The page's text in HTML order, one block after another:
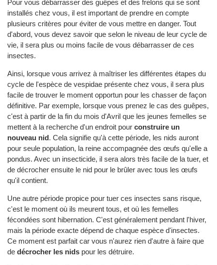
Pour vous débarrasser des guêpes et des frelons qui se sont
installés chez vous, il est important de prendre en compte
plusieurs critères pour éviter de vous mettre en danger. Tout
d'abord, vous devez savoir que selon le niveau de leur cycle de
vie, il sera plus ou moins facile de vous débarrasser de ces
insectes.
Ainsi, lorsque vous arrivez à maîtriser les différentes étapes du
cycle de l'espèce de vespidae présente chez vous, il sera plus
facile de trouver le moment opportun pour les chasser de façon
définitive. Par exemple, lorsque vous prenez le cas des guêpes,
c'est à partir de la fin du mois d'Avril que les jeunes femelles se
mettent à la recherche d'un endroit pour construire un
nouveau nid. Cela signifie qu'à cette période, les nids auront
pour seule population, la reine accompagnée des œufs qu'elle a
pondus. Avec un insecticide, il sera alors très facile de la tuer, et
de décrocher ensuite le nid pour le brûler avec tous les œufs
qu'il contient.
Une autre période propice pour tuer ces insectes sans risque,
c'est le moment où ils meurent tous, et où les femelles
fécondées sont hibernation. C'est généralement pendant l'hiver,
mais la période exacte dépend de chaque espèce d'insectes.
Ce moment est parfait car vous n'aurez rien d'autre à faire que
de décrocher les nids pour les détruire.